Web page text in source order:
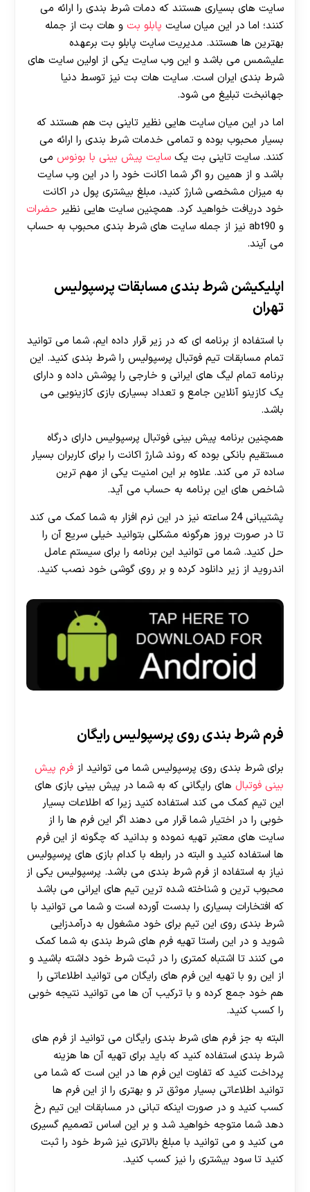
سایت های بسیاری هستند که دمات شرط بندی را ارائه می
کنند؛ اما در این میان سایت پابلو بت و هات بت از جمله
بهترین ها هستند. مدیریت سایت پابلو بت برعهده
علیشمس می باشد و این وب سایت یکی از اولین سایت های
شرط بندی ایران است. سایت هات بت نیز توسط دنیا
جهانبخت تبلیغ می شود.
اما در این میان سایت هایی نظیر تاینی بت هم هستند که
بسیار محبوب بوده و تمامی خدمات شرط بندی را ارائه می
کنند. سایت تاینی بت یک سایت پیش بینی با بونوس می
باشد و از همین رو اگر شما اکانت خود را در این وب سایت
به میزان مشخصی شارژ کنید، مبلغ بیشتری پول در اکانت
خود دریافت خواهید کرد. همچنین سایت هایی نظیر حضرات
و abt90 نیز از جمله سایت های شرط بندی محبوب به حساب
می آیند.
اپلیکیشن شرط بندی مسابقات پرسپولیس
تهران
با استفاده از برنامه ای که در زیر قرار داده ایم، شما می توانید
تمام مسابقات تیم فوتبال پرسپولیس را شرط بندی کنید. این
برنامه تمام لیگ های ایرانی و خارجی را پوشش داده و دارای
یک کازینو آنلاین جامع و تعداد بسیاری بازی کازینویی می
باشد.
همچنین برنامه پیش بینی فوتبال پرسپولیس دارای درگاه
مستقیم بانکی بوده که روند شارژ اکانت را برای کاربران بسیار
ساده تر می کند. علاوه بر این امنیت یکی از مهم ترین
شاخص های این برنامه به حساب می آید.
پشتیبانی 24 ساعته نیز در این نرم افزار به شما کمک می کند
تا در صورت بروز هرگونه مشکلی بتوانید خیلی سریع آن را
حل کنید. شما می توانید این برنامه را برای سیستم عامل
اندروید از زیر دانلود کرده و بر روی گوشی خود نصب کنید.
فرم شرط بندی روی پرسپولیس رایگان
برای شرط بندی روی پرسپولیس شما می توانید از فرم پیش
بینی فوتبال های رایگانی که به شما در پیش بینی بازی های
این تیم کمک می کند استفاده کنید زیرا که اطلاعات بسیار
خوبی را در اختیار شما قرار می دهند اگر این فرم ها را از
سایت های معتبر تهیه نموده و بدانید که چگونه از این فرم
ها استفاده کنید و البته در رابطه با کدام بازی های پرسپولیس
نیاز به استفاده از فرم شرط بندی می باشد. پرسپولیس یکی از
محبوب ترین و شناخته شده ترین تیم های ایرانی می باشد
که افتخارات بسیاری را بدست آورده است و شما می توانید با
شرط بندی روی این تیم برای خود مشغول به درآمدزایی
شوید و در این راستا تهیه فرم های شرط بندی به شما کمک
می کنند تا اشتباه کمتری را در ثبت شرط خود داشته باشید و
از این رو با تهیه این فرم های رایگان می توانید اطلاعاتی را
هم خود جمع کرده و با ترکیب آن ها می توانید نتیجه خوبی
را کسب کنید.
البته به جز فرم های شرط بندی رایگان می توانید از فرم های
شرط بندی استفاده کنید که باید برای تهیه آن ها هزینه
پرداخت کنید که تفاوت این فرم ها در این است که شما می
توانید اطلاعاتی بسیار موثق تر و بهتری را از این فرم ها
کسب کنید و در صورت اینکه تبانی در مسابقات این تیم رخ
دهد شما متوجه خواهید شد و بر این اساس تصمیم گسیری
می کنید و می توانید با مبلغ بالاتری نیز شرط خود را ثبت
کنید تا سود بیشتری را نیز کسب کنید.